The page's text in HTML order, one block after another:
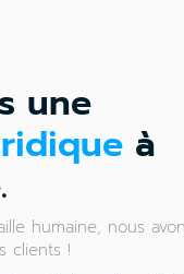
une
à
humaine, nous
clients !